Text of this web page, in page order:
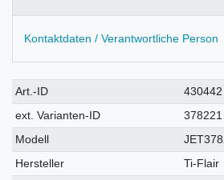
Kontaktdaten / Verantwortliche Person
Technisches
Merkmal
Wert
Art.-ID
430442
ext. Varianten-ID
378221
Modell
Hersteller
Ti-Flair